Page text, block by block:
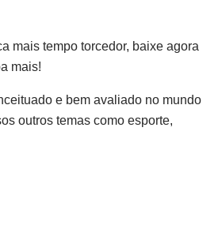
mais tempo torcedor, baixe agora
mais!
e bem avaliado no mundo
outros temas como esporte,